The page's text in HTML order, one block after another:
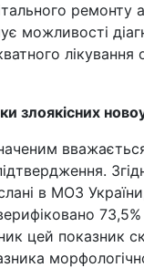
ремонту
можливості
лікування
злоякісних
в МОЗ
цей показник